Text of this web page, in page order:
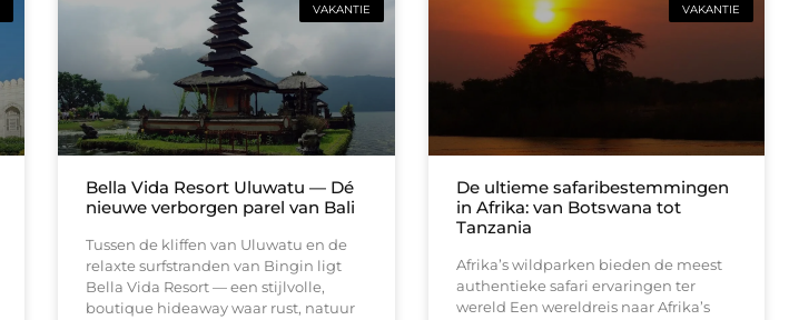
VAKANTIE
Bella Vida Resort Uluwatu — Dé
nieuwe verborgen parel van Bali
Tussen de kliffen van Uluwatu en de
relaxte surfstranden van Bingin ligt
Bella Vida Resort — een stijlvolle,
boutique hideaway waar rust, natuur
VAKANTIE
De ultieme safaribestemmingen
in Afrika: van Botswana tot
Tanzania
Afrika’s wildparken bieden de meest
authentieke safari ervaringen ter
wereld Een wereldreis naar Afrika’s